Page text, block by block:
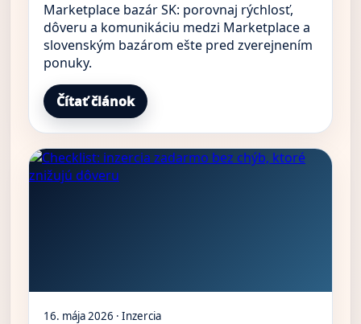
Marketplace bazár SK: porovnaj rýchlosť,
dôveru a komunikáciu medzi Marketplace a
slovenským bazárom ešte pred zverejnením
ponuky.
Čítať článok
16. mája 2026 · Inzercia